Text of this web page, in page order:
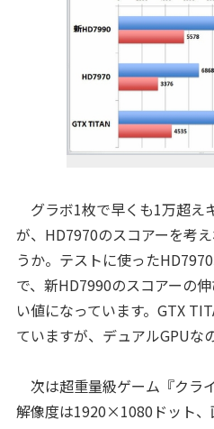
グラボ1枚で早くも1万超え
が、HD7970のスコアーを考
うか。テストに使った
で、新HD7990のスコアーの
い値になっています。GTX
ていますが、デュアルGPUな
次は超重量級ゲーム『クラ
解像度は1920×1080ドット